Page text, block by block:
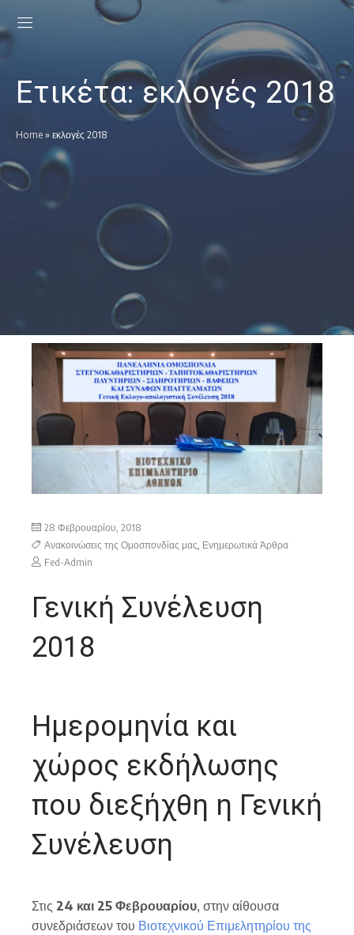
Ετικέτα:εκλογές 2018
Home » εκλογές 2018
28 Φεβρουαρίου, 2018
Ανακοινώσεις της Ομοσπονδίας μας, Ενημερωτικά Άρθρα
Fed-Admin
Γενική Συνέλευση
2018
Ημερομηνία και
χώρος εκδήλωσης
που διεξήχθη η Γενική
Συνέλευση
Στις 24 και 25 Φεβρουαρίου, στην αίθουσα
συνεδριάσεων του Βιοτεχνικού Επιμελητηρίου της